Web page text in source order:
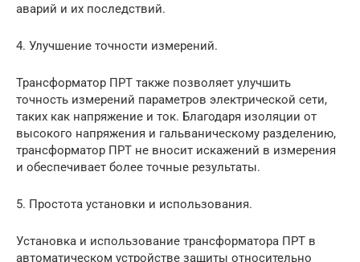
аварий и их последствий.
4. Улучшение точности измерений.
Трансформатор ПРТ также позволяет улучшить
точность измерений параметров электрической сети,
таких как напряжение и ток. Благодаря изоляции от
высокого напряжения и гальваническому разделению,
трансформатор ПРТ не вносит искажений в измерения
и обеспечивает более точные результаты.
5. Простота установки и использования.
Установка и использование трансформатора ПРТ в
автоматическом устройстве защиты относительно